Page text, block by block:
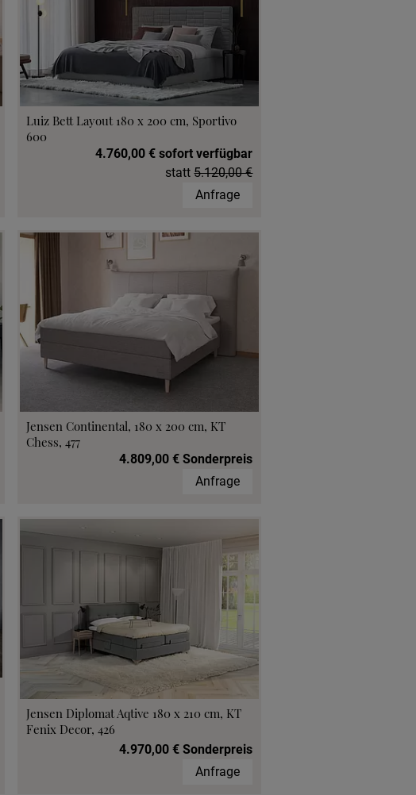
Luiz Bett Layout 180 x 200 cm, Sportivo
600
4.760,00 € sofort verfügbar
statt5.120,00 €
Anfrage
Jensen Continental, 180 x 200 cm, KT
Chess, 477
4.809,00 € Sonderpreis
Anfrage
Jensen Diplomat Aqtive 180 x 210 cm, KT
Fenix Decor, 426
4.970,00 € Sonderpreis
Anfrage